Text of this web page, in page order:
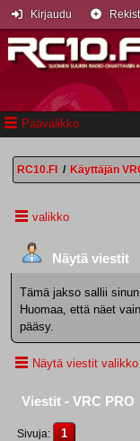
Päävalikko
Kirjaudu
RC10.FI / Käyttäjän
valikko
Näytä viestit
Tämä jakso sallii
Huomaa, että näet
pääsy.
Näytä viestit valikko
Viestit - VRC PRO
Sivuja 1